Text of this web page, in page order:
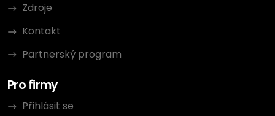
Zdroje
Kontakt
Partnerský program
Pro firmy
Přihlásit se